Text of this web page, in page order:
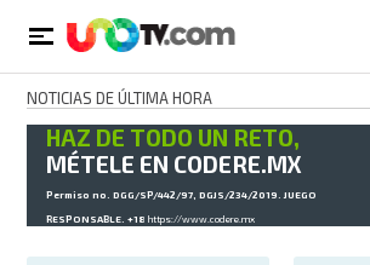
NOTICIAS DE ÚLTIMA HORA
HAZ DE TODO UN RETO,
MÉTELE EN CODERE.MX
Permiso no. DGG/SP/442/97, DGJS/234/2019. JUEGO
RESPONSABLE. +18https://www.codere.mx